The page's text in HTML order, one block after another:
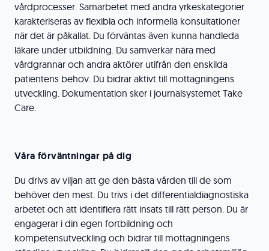
vårdprocesser. Samarbetet med andra yrkeskategorier
karakteriseras av flexibla och informella konsultationer
när det är påkallat. Du förväntas även kunna handleda
läkare under utbildning. Du samverkar nära med
vårdgrannar och andra aktörer utifrån den enskilda
patientens behov. Du bidrar aktivt till mottagningens
utveckling. Dokumentation sker i journalsystemet Take
Care.
Våra förväntningar på dig
Du drivs av viljan att ge den bästa vården till de som
behöver den mest. Du trivs i det differentialdiagnostiska
arbetet och att identifiera rätt insats till rätt person. Du är
engagerar i din egen fortbildning och
kompetensutveckling och bidrar till mottagningens